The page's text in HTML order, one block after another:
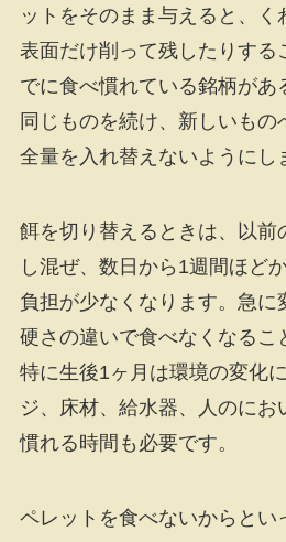
ットをそのまま与えると、く
表面だけ削って残したりする
でに食べ慣れている銘柄があ
同じものを続け、新しいも
全量を入れ替えないようにし
餌を切り替えるときは、以前
し混ぜ、数日から1週間ほど
負担が少なくなります。急に
硬さの違いで食べなくなるこ
特に生後1ヶ月は環境の変化
ジ、床材、給水器、人のにお
慣れる時間も必要です。
ペレットを食べないからとい